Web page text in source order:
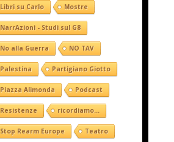
Libri su Carlo Mostre
NarrAzioni - Studi sul G8
No alla Guerra NO TAV
Palestina Partigiano Giotto
Piazza Alimonda Podcast
Resistenze ricordiamo...
Stop Rearm Europe Teatro